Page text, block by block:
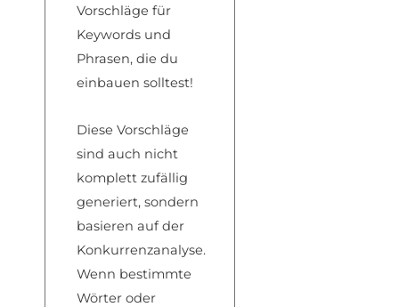
Vorschläge für
Keywords und
Phrasen, die du
einbauen solltest!
Diese Vorschläge
sind auch nicht
komplett zufällig
generiert, sondern
basieren auf der
Konkurrenzanalyse.
Wenn bestimmte
Wörter oder